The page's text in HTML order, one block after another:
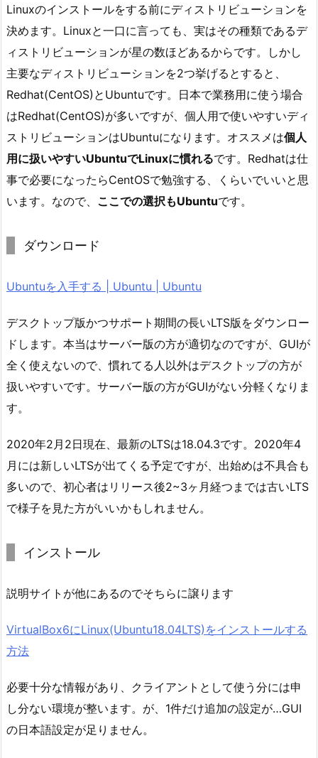
Linuxのインストールをする前にディストリビューションを
決めます。Linuxと一口に言っても、実はその種類であるデ
ィストリビューションが星の数ほどあるからです。しかし
主要なディストリビューションを2つ挙げるとすると、
Redhat(CentOS)とUbuntuです。日本で業務用に使う場合
はRedhat(CentOS)が多いですが、個人用で使いやすいディ
ストリビューションはUbuntuになります。オススメは個人
用に扱いやすいUbuntuでLinuxに慣れるです。Redhatは仕
事で必要になったらCentOSで勉強する、くらいでいいと思
います。なので、 ここでの選択もUbuntuです。
ダウンロード
Ubuntuを入手する | Ubuntu | Ubuntu
デスクトップ版かつサポート期間の長いLTS版をダウンロー
ドします。本当はサーバー版の方が適切なのですが、GUIが
全く使えないので、慣れてる人以外はデスクトップの方が
扱いやすいです。サーバー版の方がGUIがない分軽くなりま
す。
2020年2月2日現在、最新のLTSは18.04.3です。2020年4
月には新しいLTSが出てくる予定ですが、出始めは不具合も
多いので、初心者はリリース後2~3ヶ月経つまでは古いLTS
で様子を見た方がいいかもしれません。
インストール
説明サイトが他にあるのでそちらに譲ります
VirtualBox6にLinux(Ubuntu18.04LTS)をインストールする
方法
必要十分な情報があり、クライアントとして使う分には申
し分ない環境が整います。が、1件だけ追加の設定が…GUI
の日本語設定が足りません。